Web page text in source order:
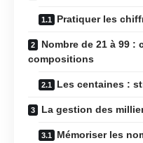
Pratiquer les
Nombre de 21 à 99 :
compositions
Les centaines :
La gestion des
Mémoriser les